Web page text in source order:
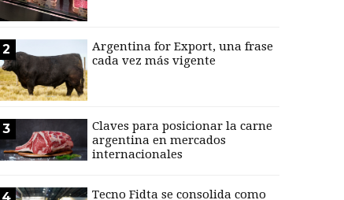
2
Argentina for Export, una frase
cada vez más vigente
3
Claves para posicionar la carne
argentina en mercados
internacionales
Tecno Fidta se consolida como